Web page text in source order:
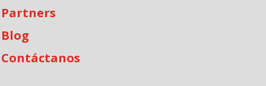
Partners
Blog
Contáctanos